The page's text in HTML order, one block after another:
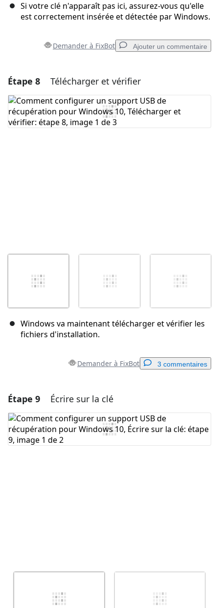
Si votre clé n'apparaît pas ici, assurez-vous qu'elle
est correctement insérée et détectée par Windows.
Demander à FixBot Ajouter un commentaire
Ajouter un commentaire
Ajouter un commentaire
Étape 8 Télécharger et vérifier
Windows va maintenant télécharger et vérifier les
fichiers d'installation.
Demander à FixBot 3 commentaires
Ajouter un commentaire
Ajouter un commentaire
Étape 9 Écrire sur la clé